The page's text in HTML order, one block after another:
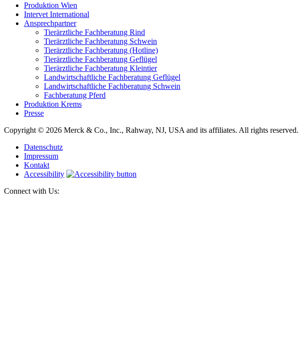
Produktion Wien
Intervet International
Ansprechpartner
Tierärztliche Fachberatung Rind
Tierärztliche Fachberatung Schwein
Tierärztliche Fachberatung (Hotline)
Tierärztliche Fachberatung Geflügel
Tierärztliche Fachberatung Kleintier
Landwirtschaftliche Fachberatung Geflügel
Landwirtschaftliche Fachberatung Schwein
Fachberatung Pferd
Produktion Krems
Presse
Copyright © 2026 Merck & Co., Inc., Rahway, NJ, USA and its affiliates. All rights reserved.
Datenschutz
Impressum
Kontakt
Accessibility
Connect with Us: